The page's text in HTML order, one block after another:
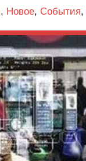
, Новое, События,